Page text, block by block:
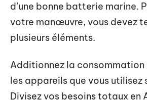
d’une bonne batterie marine.
votre manœuvre, vous devez
plusieurs éléments.
Additionnez la consommation
les appareils que vous utilisez
Divisez vos besoins totaux en